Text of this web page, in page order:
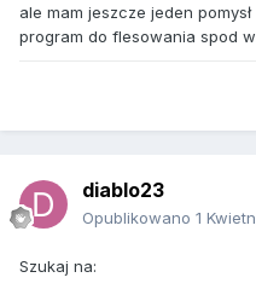
ale mam jeszcze jeden
program do flesowania spod
diablo23
Opublikowano 1
Szukaj na: